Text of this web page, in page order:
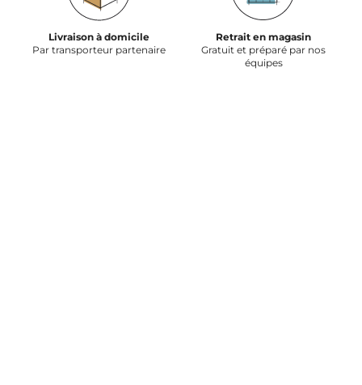
Livraison à domicile
Par transporteur partenaire
Retrait en magasin
Gratuit et préparé par nos
équipes